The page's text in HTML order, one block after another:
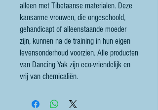
alleen met Tibetaanse materialen. Deze
kansarme vrouwen, die ongeschoold,
gehandicapt of alleenstaande moeder
zijn, kunnen na de training in hun eigen
levensonderhoud voorzien. Alle producten
van Dancing Yak zijn eco-vriendelijk en
vrij van chemicaliën.